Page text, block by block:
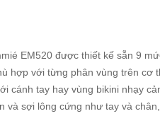
EM520 được thiết kế sẵn 9
hợp với từng phân vùng trên cơ
cánh tay hay vùng bikini nhạy
sợi lông cứng như tay và